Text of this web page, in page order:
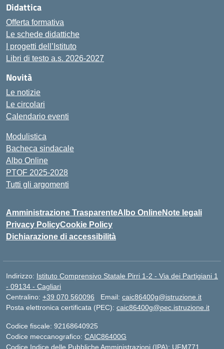
Didattica
Offerta formativa
Le schede didattiche
I progetti dell’Istituto
Libri di testo a.s. 2026-2027
Novità
Le notizie
Le circolari
Calendario eventi
Modulistica
Bacheca sindacale
Albo Online
PTOF 2025-2028
Tutti gli argomenti
Amministrazione TrasparenteAlbo OnlineNote legali
Privacy PolicyCookie Policy
Dichiarazione di accessibilità
Indirizzo: Istituto Comprensivo Statale Pirri 1-2 - Via dei Partigiani 1
- 09134 - Cagliari
Centralino: +39 070 560096 Email: caic86400g@istruzione.it
Posta elettronica certificata (PEC): caic86400g@pec.istruzione.it
Codice fiscale: 92168640925
Codice meccanografico: CAIC86400G
Codice Indice delle Pubbliche Amministrazioni (IPA): UFM771